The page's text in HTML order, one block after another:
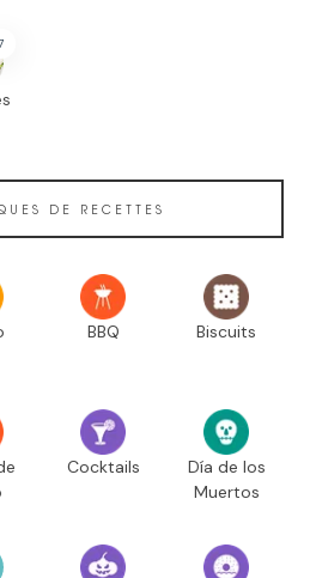
DE RECETTES
BBQ Biscuits
Cocktails
Día de los
Muertos